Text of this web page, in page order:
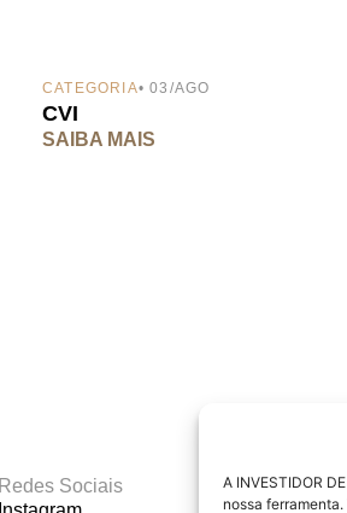
A INVESTIDOR
nossa
CATEGORIA• 03/AGO
CVI
SAIBA MAIS
Redes Sociais
Materiais